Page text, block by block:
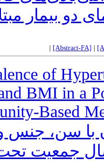
دو بیمار
[Abstract-FA]
of
BMI in a
Based
سن، جنس و
بدن در افراد بالای 15